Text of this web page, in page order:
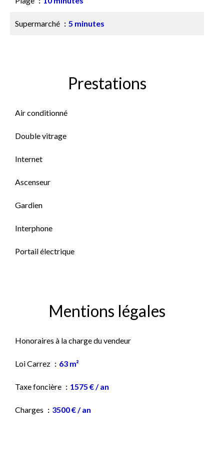
Supermarché 5 minutes
Prestations
Air conditionné
Double vitrage
Internet
Ascenseur
Gardien
Interphone
Portail électrique
Mentions légales
Honoraires à la charge du vendeur
Loi Carrez 63 m²
Taxe foncière 1575 € / an
Charges 3500 € / an